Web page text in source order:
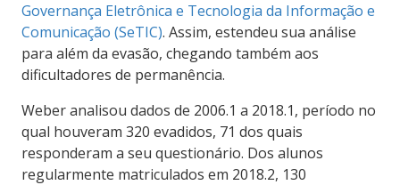
Governança Eletrônica e Tecnologia da Informação e
Comunicação (SeTIC). Assim, estendeu sua análise
para além da evasão, chegando também aos
dificultadores de permanência.
Weber analisou dados de 2006.1 a 2018.1, período no
qual houveram 320 evadidos, 71 dos quais
responderam a seu questionário. Dos alunos
regularmente matriculados em 2018.2, 130